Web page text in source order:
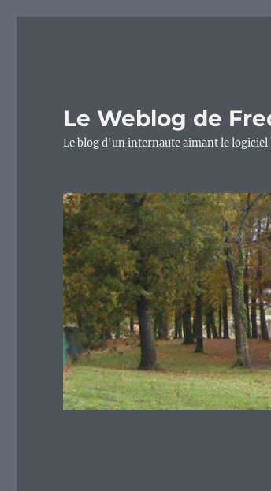
Le Weblog de
Le blog d'un internaute aimant le